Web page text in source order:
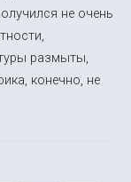
не очень
размыты,
конечно, не